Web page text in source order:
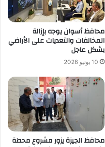
محافظ أسوان يوجه بإزالة
المخالفات والتعديات على الأراضي
بشكل عاجل
10 يونيو 2026
محافظ الجيزة يزور مشروع محطة